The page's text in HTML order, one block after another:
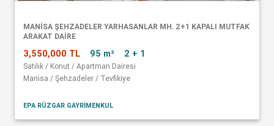
MANISA ŞEHZADELER YARHASANLAR MH. 2+1 KAPALI MUTFAK
ARAKAT DAIRE
3,550,000 TL 95 m² 2 + 1
Satılık / Konut / Apartman Dairesi
Manisa / Şehzadeler / Tevfikiye
EPA RÜZGAR GAYRİMENKUL